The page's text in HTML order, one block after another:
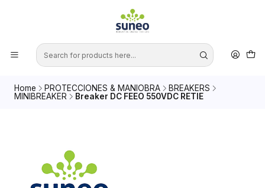
Home PROTECCIONES & MANIOBRA
BREAKERS
MINIBREAKER
Breaker DC FEEO 550VDC RETIE